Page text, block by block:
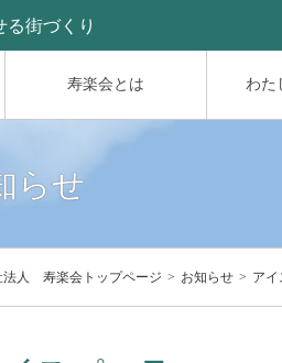
寿楽会とは わた
街づくり
らせ
法人 寿楽会トップページ お知らせ ア